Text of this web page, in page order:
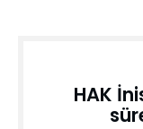
HAK